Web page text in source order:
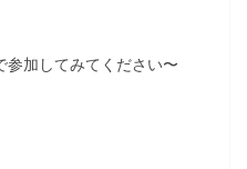
参加してみてください〜